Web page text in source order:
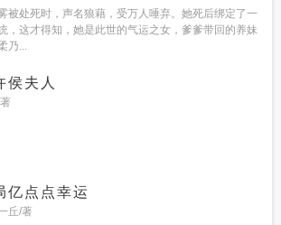
被处死时，声名狼藉，受万人唾弃。她死后绑定了一
，这才得知，她是此世的气运之女，爹爹带回的养妹
乃...
侯夫人
亿点点幸运
丘/著